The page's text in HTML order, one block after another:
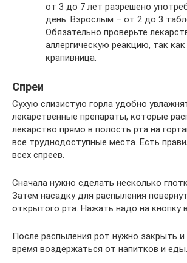
от 3 до 7 лет разрешено
день. Взрослым – от 2 до 3
Обязательно проверьте
аллергическую реакцию, так
крапивница.
Спреи
Сухую слизистую горла удобно
лекарственные препараты, которые
лекарство прямо в полость рта на
все труднодоступные места. Есть
всех спреев.
Сначала нужно сделать несколько
Затем насадку для распыления
открытого рта. Нажать надо на кнопку
После распыления рот нужно закрыть и
время воздержаться от напитков и еды.